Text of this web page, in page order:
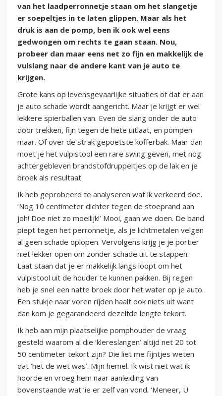
van het laadperronnetje staan om het slangetje
er soepeltjes in te laten glippen. Maar als het
druk is aan de pomp, ben ik ook wel eens
gedwongen om rechts te gaan staan. Nou,
probeer dan maar eens net zo fijn en makkelijk de
vulslang naar de andere kant van je auto te
krijgen.
Grote kans op levensgevaarlijke situaties of dat er aan
je auto schade wordt aangericht. Maar je krijgt er wel
lekkere spierballen van. Even de slang onder de auto
door trekken, fijn tegen de hete uitlaat, en pompen
maar. Of over de strak gepoetste kofferbak. Maar dan
moet je het vulpistool een rare swing geven, met nog
achtergebleven brandstofdruppeltjes op de lak en je
broek als resultaat.
Ik heb geprobeerd te analyseren wat ik verkeerd doe.
‘Nog 10 centimeter dichter tegen de stoeprand aan
joh! Doe niet zo moeilijk!’ Mooi, gaan we doen. De band
piept tegen het perronnetje, als je lichtmetalen velgen
al geen schade oplopen. Vervolgens krijg je je portier
niet lekker open om zonder schade uit te stappen.
Laat staan dat je er makkelijk langs loopt om het
vulpistool uit de houder te kunnen pakken. Bij regen
heb je snel een natte broek door het water op je auto.
Een stukje naar voren rijden haalt ook niets uit want
dan kom je gegarandeerd dezelfde lengte tekort.
Ik heb aan mijn plaatselijke pomphouder de vraag
gesteld waarom al die ‘klereslangen’ altijd net 20 tot
50 centimeter tekort zijn? Die liet me fijntjes weten
dat ‘het de wet was’. Mijn hemel. Ik wist niet wat ik
hoorde en vroeg hem naar aanleiding van
bovenstaande wat ’ie er zelf van vond. ‘Meneer, U